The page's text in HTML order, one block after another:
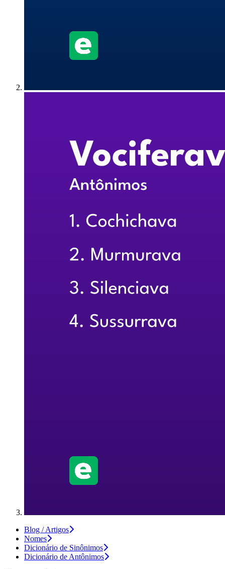
Blog / Artigos
Nomes
Dicionário de Sinônimos
Dicionário de Antônimos